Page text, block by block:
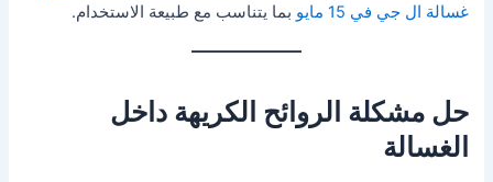
غسالة ال جي في 15 مايو
بما يتناسب مع طبيعة الاستخدام.
حل مشكلة الروائح الكريهة داخل
الغسالة